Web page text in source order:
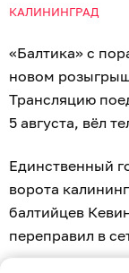
КАЛИНИНГРАД
«Балтика» с
новом
Трансляцию
5 августа, вёл
Единственный
ворота
балтийцев
переправил в